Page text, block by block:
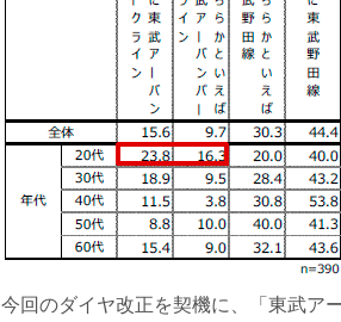
今回のダイヤ改正を契機に、「東武ア